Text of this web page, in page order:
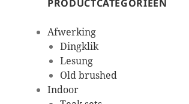
PRODUCTCATEGORIEËN
Afwerking
Dingklik
Lesung
Old brushed
Indoor